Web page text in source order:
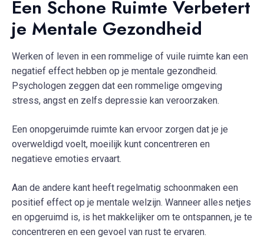
Een Schone Ruimte Verbetert
je Mentale Gezondheid
Werken of leven in een rommelige of vuile ruimte kan een
negatief effect hebben op je mentale gezondheid.
Psychologen zeggen dat een rommelige omgeving
stress, angst en zelfs depressie kan veroorzaken.
Een onopgeruimde ruimte kan ervoor zorgen dat je je
overweldigd voelt, moeilijk kunt concentreren en
negatieve emoties ervaart.
Aan de andere kant heeft regelmatig schoonmaken een
positief effect op je mentale welzijn. Wanneer alles netjes
en opgeruimd is, is het makkelijker om te ontspannen, je te
concentreren en een gevoel van rust te ervaren.